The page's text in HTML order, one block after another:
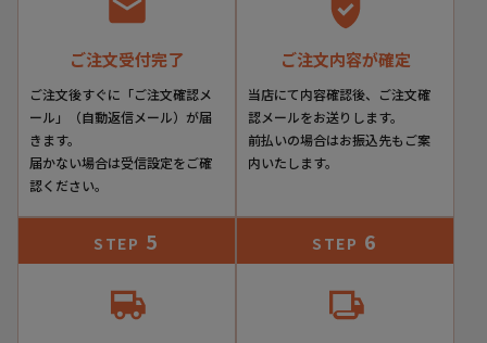
ご注文受付完了
ご注文後すぐに「ご注文確認メ
ール」（自動返信メール）が届
きます。
届かない場合は受信設定をご確
認ください。
ご注文内容が確定
当店にて内容確認後、ご注文確
認メールをお送りします。
前払いの場合はお振込先もご案
内いたします。
STEP 5 STEP 6